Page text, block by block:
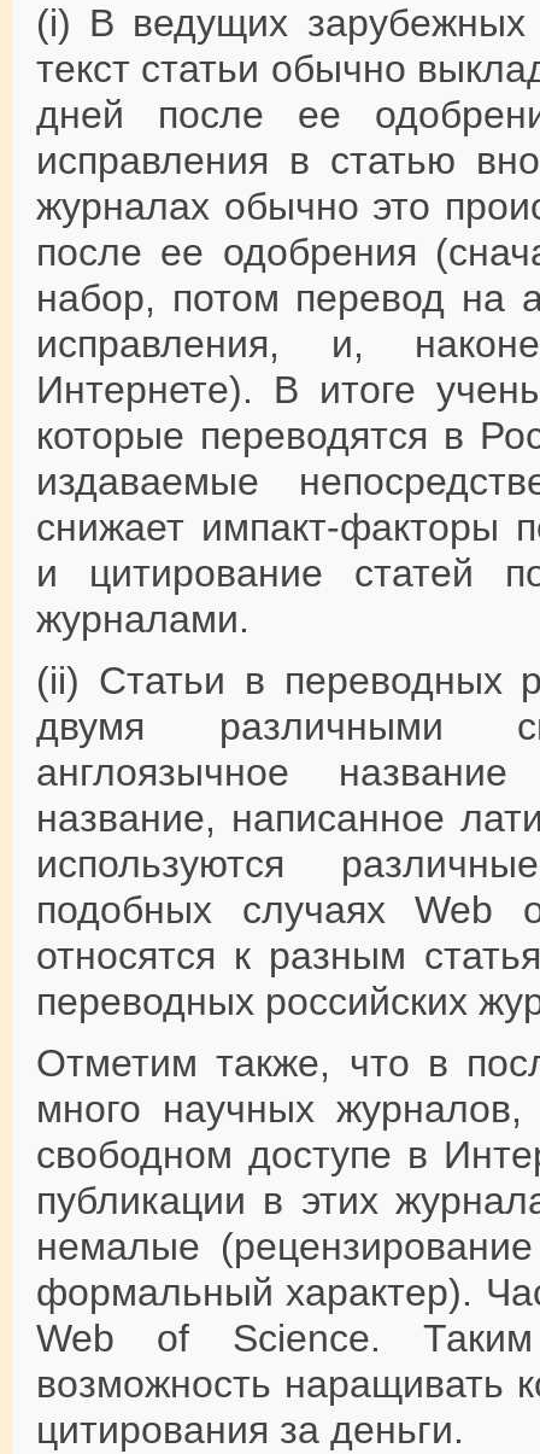
(i) В ведущих зарубежных
текст статьи обычно
дней после ее
исправления в статью
журналах обычно это
после ее одобрения
набор, потом перевод на
исправления, и,
Интернете). В итоге
которые переводятся в
издаваемые
снижает импакт-факторы
и цитирование статей
журналами.
(ii) Статьи в переводных
двумя различными
англоязычное
название, написанное
используются
подобных случаях Web
относятся к разным
переводных российских
Отметим также, что в
много научных
свободном доступе в
публикации в этих
немалые
формальный характер).
Web of Science. Таким
возможность наращивать
цитирования за деньги.